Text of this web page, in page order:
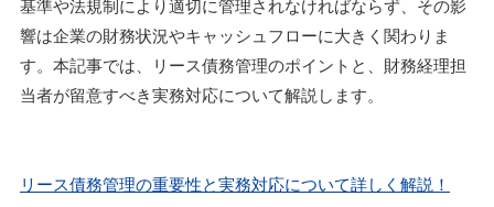
響は企業の財務状況やキャッシュフローに大きく関わりま
す。本記事では、リース債務管理のポイントと、財務経理担
当者が留意すべき実務対応について解説します。
リース債務管理の重要性と実務対応について詳しく解説！